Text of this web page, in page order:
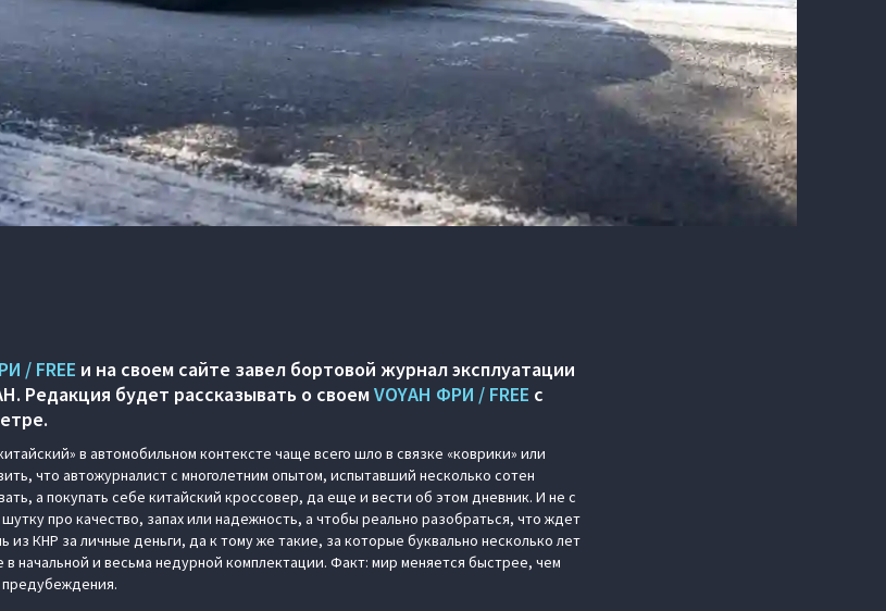
/ FREE и на своем сайте завел бортовой журнал эксплуатации
Редакция будет рассказывать о своемVOYAH ФРИ / FREE с
в автомобильном контексте чаще всего шло в связке «коврики» или
что автожурналист с многолетним опытом, испытавший несколько сотен
а покупать себе китайский кроссовер, да еще и вести об этом дневник. И не с
про качество, запах или надежность, а чтобы реально разобраться, что ждет
КНР за личные деньги, да к тому же такие, за которые буквально несколько лет
начальной и весьма недурной комплектации. Факт: мир меняется быстрее, чем
предубеждения.